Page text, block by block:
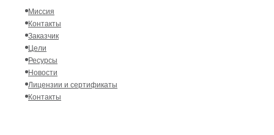
Миссия
Контакты
Заказчик
Цели
Ресурсы
Новости
Лицензии и сертификаты
Контакты